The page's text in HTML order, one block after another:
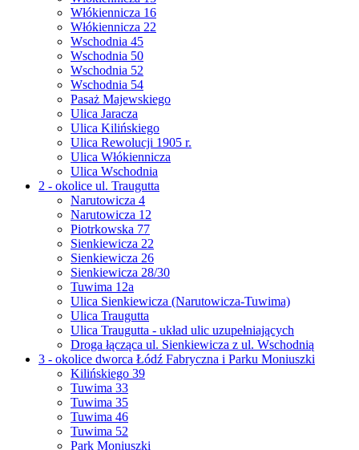
Włókiennicza 16
Włókiennicza 22
Wschodnia 45
Wschodnia 50
Wschodnia 52
Wschodnia 54
Pasaż Majewskiego
Ulica Jaracza
Ulica Kilińskiego
Ulica Rewolucji 1905 r.
Ulica Włókiennicza
Ulica Wschodnia
2 - okolice ul. Traugutta
Narutowicza 4
Narutowicza 12
Piotrkowska 77
Sienkiewicza 22
Sienkiewicza 26
Sienkiewicza 28/30
Tuwima 12a
Ulica Sienkiewicza (Narutowicza-Tuwima)
Ulica Traugutta
Ulica Traugutta - układ ulic uzupełniających
Droga łącząca ul. Sienkiewicza z ul. Wschodnią
3 - okolice dworca Łódź Fabryczna i Parku Moniuszki
Kilińskiego 39
Tuwima 33
Tuwima 35
Tuwima 46
Tuwima 52
Park Moniuszki